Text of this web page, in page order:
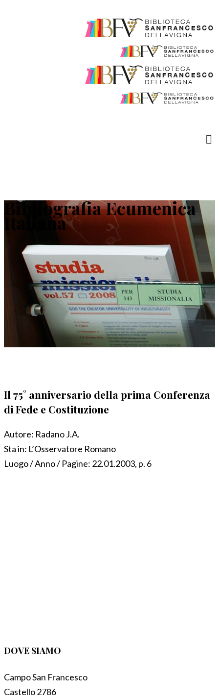
Bibliografia Ecumenica
Italiana
Il 75° anniversario della prima Conferenza
di Fede e Costituzione
Autore: Radano J.A.
Sta in: L’Osservatore Romano
Luogo / Anno / Pagine: 22.01.2003, p. 6
DOVE SIAMO
Campo San Francesco
Castello 2786